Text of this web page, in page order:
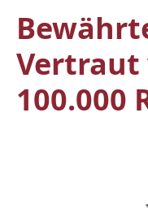
Vertraut
100.000